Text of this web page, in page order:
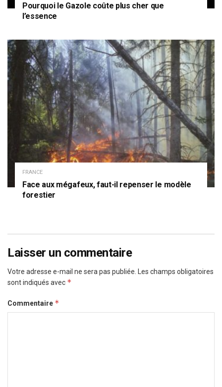
Pourquoi le Gazole coûte plus cher que
l’essence
FRANCE
Face aux mégafeux, faut-il repenser le modèle
forestier
Laisser un commentaire
Votre adresse e-mail ne sera pas publiée. Les champs obligatoires
sont indiqués avec *
Commentaire *